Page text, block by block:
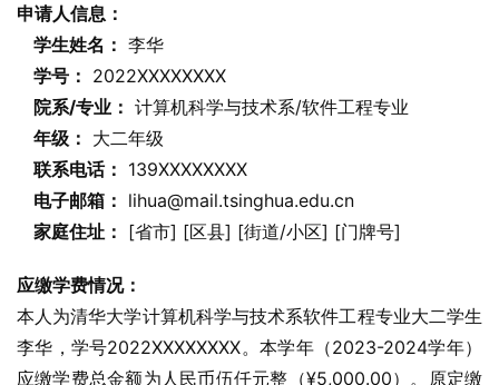
申请人信息：
学生姓名： 李华
学号： 2022XXXXXXXX
院系/专业： 计算机科学与技术系/软件工程专业
年级： 大二年级
联系电话： 139XXXXXXXX
电子邮箱： lihua@mail.tsinghua.edu.cn
家庭住址： [省市] [区县] [街道/小区] [门牌号]
应缴学费情况：
本人为清华大学计算机科学与技术系软件工程专业大二学生
李华，学号2022XXXXXXXX。本学年（2023-2024学年）
应缴学费总金额为人民币伍仟元整（¥5,000.00）。原定缴